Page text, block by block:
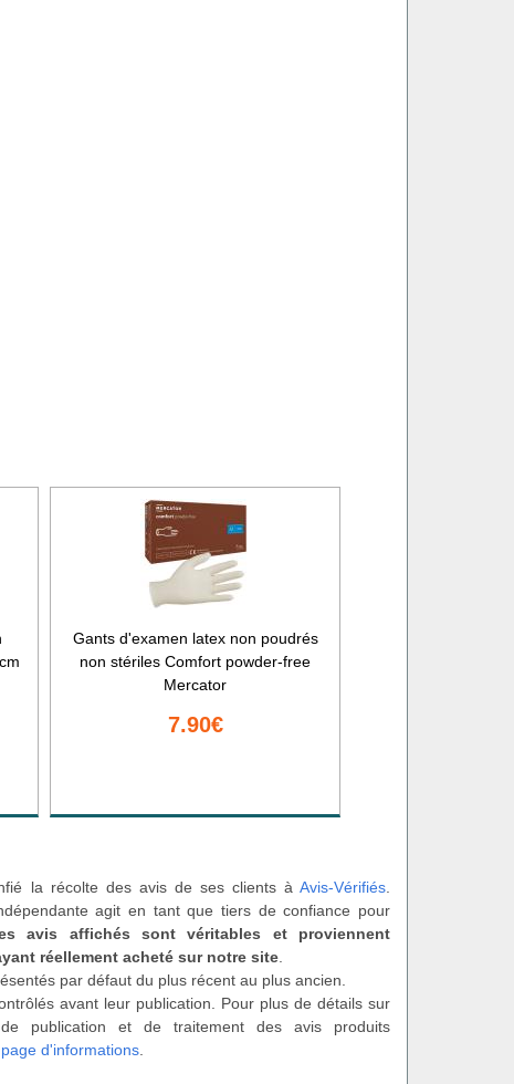
Gants d'examen latex non poudrés
non stériles Comfort powder-free
Mercator
7.90€
la récolte des avis de ses clients à Avis-Vérifiés.
agit en tant que tiers de confiance pour
avis affichés sont véritables et proviennent
réellement acheté sur notre site
par défaut du plus récent au plus ancien.
avant leur publication. Pour plus de détails sur
publication et de traitement des avis produits
page d'informations